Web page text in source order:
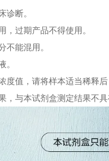
诊断。
，过期产品不得使用。
不能混用。
。
度值，请将样本适当稀释后
，与本试剂盒测定结果不具